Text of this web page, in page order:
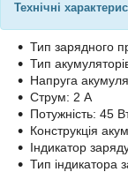
Технічні
Тип зарядного
Тип
Напруга
Струм: 2 А
Потужність: 45
Конструкція
Індикатор
Тип індикатора